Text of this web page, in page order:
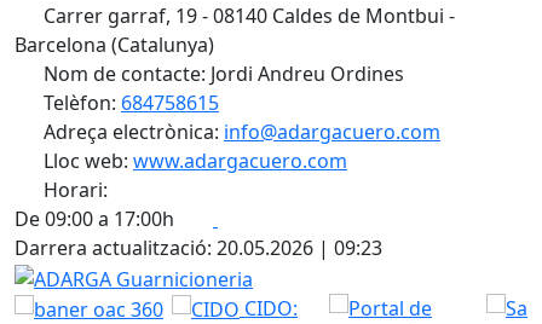
Carrer garraf, 19 - 08140 Caldes de Montbui -
Barcelona (Catalunya)
Nom de contacte: Jordi Andreu Ordines
Telèfon: 684758615
Adreça electrònica: info@adargacuero.com
Lloc web: www.adargacuero.com
Horari:
De 09:00 a 17:00h
Darrera actualització: 20.05.2026 | 09:23
ADARGA Guarnicioneria
CIDO: